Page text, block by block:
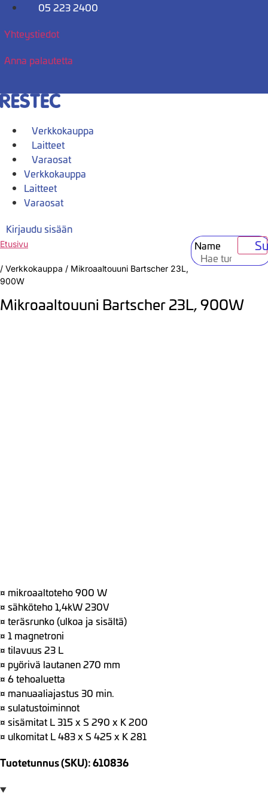
Mene
05 223 2400
Yhteystiedot
Anna palautetta
Verkkokauppa
Laitteet
Varaosat
Verkkokauppa
Laitteet
Varaosat
Kirjaudu sisään
Name
Etusivu
/ Verkkokauppa / Mikroaaltouuni Bartscher 23L,
900W
Mikroaaltouuni Bartscher 23L, 900W
¤ mikroaaltoteho 900 W
¤ sähköteho 1,4kW 230V
¤ teräsrunko (ulkoa ja sisältä)
¤ 1 magnetroni
¤ tilavuus 23 L
¤ pyörivä lautanen 270 mm
¤ 6 tehoaluetta
¤ manuaaliajastus 30 min.
¤ sulatustoiminnot
¤ sisämitat L 315 x S 290 x K 200
¤ ulkomitat L 483 x S 425 x K 281
Tuotetunnus (SKU): 610836